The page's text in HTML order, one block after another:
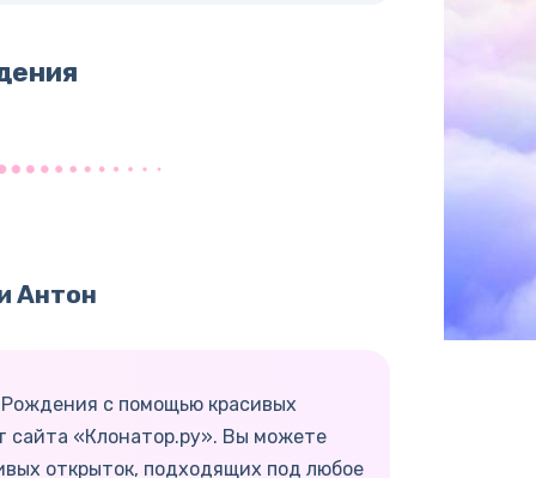
Антон
с помощью красивых
сайта «Клонатор.ру». Вы можете
открыток, подходящих под любое